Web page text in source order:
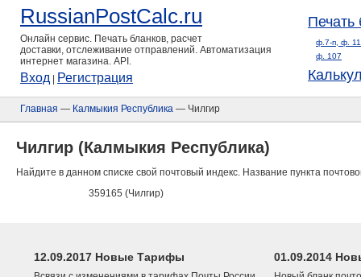
RussianPostCalc.ru
Онлайн сервис. Печать бланков, расчет
доставки, отслеживание отправлений. Автоматизация
интернет магазина. API.
Вход Регистрация
Печать
ф.7-п, ф.
ф. 107
Главная — Калмыкия Республика — Чилгир
Чилгир (Калмыкия Республика)
Найдите в данном списке свой почтовый индекс. Название пункта
359165 (Чилгир)
12.09.2017 Новые Тарифы 01.09.2014